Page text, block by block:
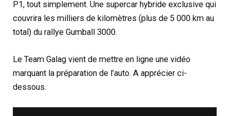
P1, tout simplement. Une supercar hybride exclusive qui
couvrira les milliers de kilomètres (plus de 5 000 km au
total) du rallye Gumball 3000.
Le Team Galag vient de mettre en ligne une vidéo
marquant la préparation de l’auto. A apprécier ci-
dessous.